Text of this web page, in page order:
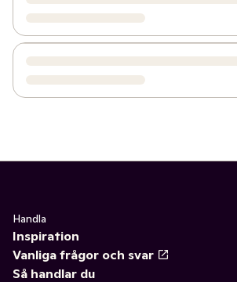
Handla
Inspiration
Vanliga frågor och svar
Så handlar du